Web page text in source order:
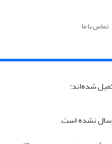
تماس با ما
شده‌اند:
نشده است.